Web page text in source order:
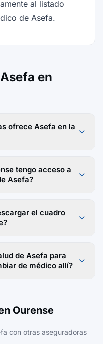
al listado
de Asefa.
en
ofrece Asefa en la
tengo acceso a
Asefa?
el cuadro
de Asefa para
de médico allí?
Ourense
con otras aseguradoras